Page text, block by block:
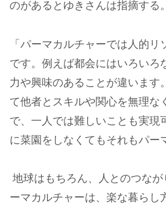
のがあるとゆきさんは指摘す
「パーマカルチャーでは人的
です。例えば都会にはいろいろ
力や興味のあることが違います
て他者とスキルや関心を無理な
で、一人では難しいことも実現
に菜園をしなくてもそれもパー
地球はもちろん、人とのつな
ーマカルチャーは、楽な暮らし